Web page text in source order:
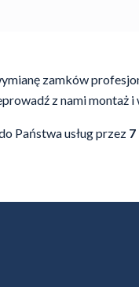
zamków
z nami montaż i
Państwa usług przez